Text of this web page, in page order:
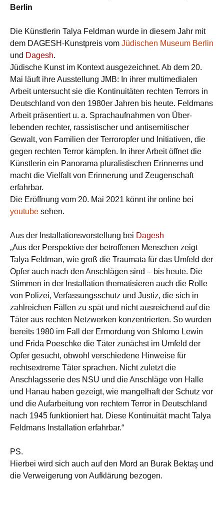
Berlin
Die Künstlerin Talya Feldman wurde in diesem Jahr mit
dem DAGESH-Kunstpreis vom Jüdischen Museum Berlin
und Dagesh.
Jüdische Kunst im Kontext ausgezeichnet. Ab dem 20.
Mai läuft ihre Ausstellung JMB: In ihrer multi­medialen
Arbeit unter­sucht sie die Kontinuitäten rechten Terrors in
Deutschland von den 1980er Jahren bis heute. Feldmans
Arbeit präsentiert u. a. Sprach­aufnahmen von Über­
lebenden rechter, rassistischer und anti­semitischer
Gewalt, von Familien der Terror­opfer und Initiativen, die
gegen rechten Terror kämpfen. In ihrer Arbeit öffnet die
Künstlerin ein Panorama pluralistischen Erinnerns und
macht die Vielfalt von Erinnerung und Zeugen­schaft
erfahrbar.
Die Eröffnung vom 20. Mai 2021 könnt ihr online bei
youtube sehen.
Aus der Installationsvorstellung bei Dagesh
„Aus der Perspektive der betroffenen Menschen zeigt
Talya Feldman, wie groß die Traumata für das Umfeld der
Opfer auch nach den Anschlägen sind – bis heute. Die
Stimmen in der Installation thematisieren auch die Rolle
von Polizei, Verfassungsschutz und Justiz, die sich in
zahlreichen Fällen zu spät und nicht ausreichend auf die
Täter aus rechten Netzwerken konzentrierten. So wurden
bereits 1980 im Fall der Ermordung von Shlomo Lewin
und Frida Poeschke die Täter zunächst im Umfeld der
Opfer gesucht, obwohl verschiedene Hinweise für
rechtsextreme Täter sprachen. Nicht zuletzt die
Anschlagsserie des NSU und die Anschläge von Halle
und Hanau haben gezeigt, wie mangelhaft der Schutz vor
und die Aufarbeitung von rechtem Terror in Deutschland
nach 1945 funktioniert hat. Diese Kontinuität macht Talya
Feldmans Installation erfahrbar.“
PS.
Hierbei wird sich auch auf den Mord an Burak Bektaş und
die Verweigerung von Aufklärung bezogen.